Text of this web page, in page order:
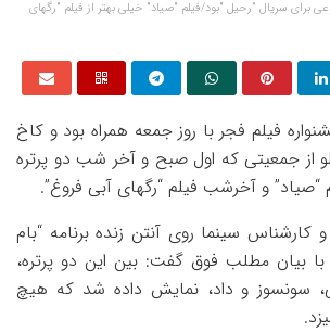
برای سریال "رحیل "بود/فیلم "صیاد" خیلی بهتر از فیلم "رگهای
فیلم فجر با روز جمعه همراه بود و کاخ
از جمعیتی که اول صبح و آخر شب دو پرتره
و آخرشب فیلم “رگهای آبی فروغ”.
سینما روی آنتن زنده برنامه “بام
با بیان مطلب فوق گفت: بین این دو پرتره،
سونسوز و داد، نمایش داده شد که هیچ